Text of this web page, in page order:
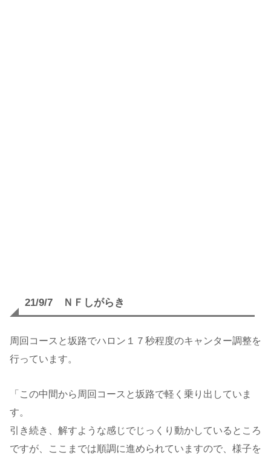
21/9/7 ＮＦしがらき
周回コースと坂路でハロン１７秒程度のキャンター調整を
行っています。
「この中間から周回コースと坂路で軽く乗り出していま
す。
引き続き、解すような感じでじっくり動かしているところ
ですが、ここまでは順調に進められていますので、様子を